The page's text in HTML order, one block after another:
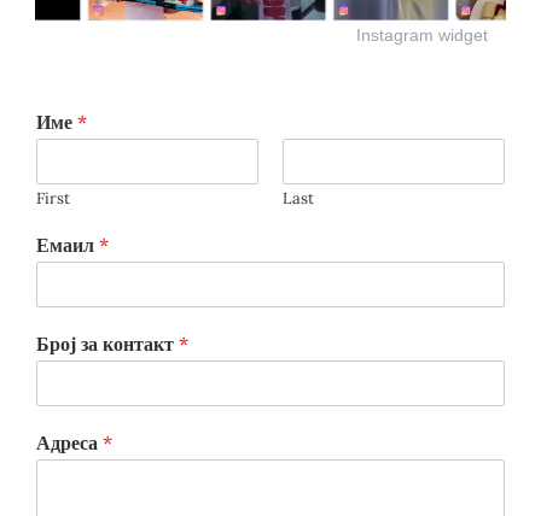
Instagram widget
Име *
First Last
Емаил *
Број за контакт *
Адреса *